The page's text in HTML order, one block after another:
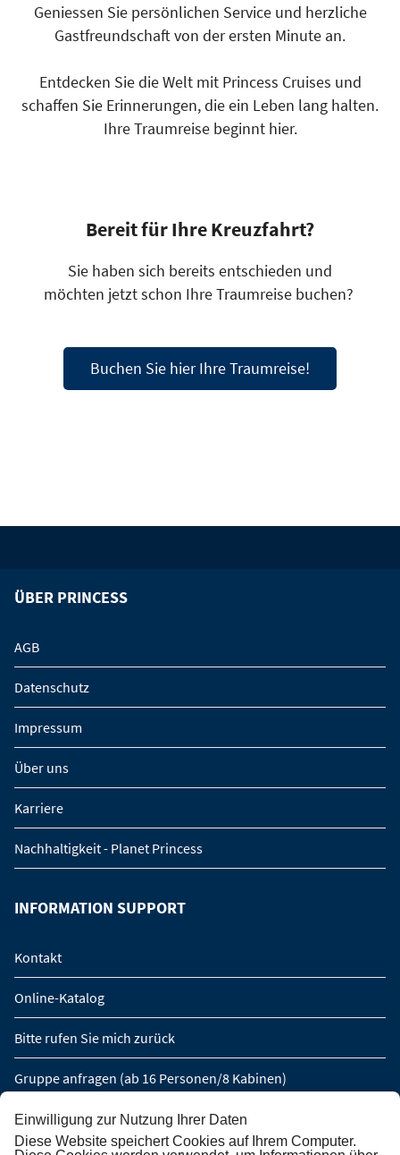
Geniessen Sie persönlichen Service und herzliche
Gastfreundschaft von der ersten Minute an.
Entdecken Sie die Welt mit Princess Cruises und
schaffen Sie Erinnerungen, die ein Leben lang halten.
Ihre Traumreise beginnt hier.
Bereit für Ihre Kreuzfahrt?
Sie haben sich bereits entschieden und
möchten jetzt schon Ihre Traumreise buchen?
Buchen Sie hier Ihre Traumreise!
ÜBER PRINCESS
AGB
Datenschutz
Impressum
Über uns
Karriere
Nachhaltigkeit - Planet Princess
INFORMATION SUPPORT
Kontakt
Online-Katalog
Bitte rufen Sie mich zurück
Gruppe anfragen (ab 16 Personen/8 Kabinen)
NEWSLETTER ABONNIEREN
Einwilligung zur Nutzung Ihrer Daten
Diese Website speichert Cookies auf Ihrem Computer.